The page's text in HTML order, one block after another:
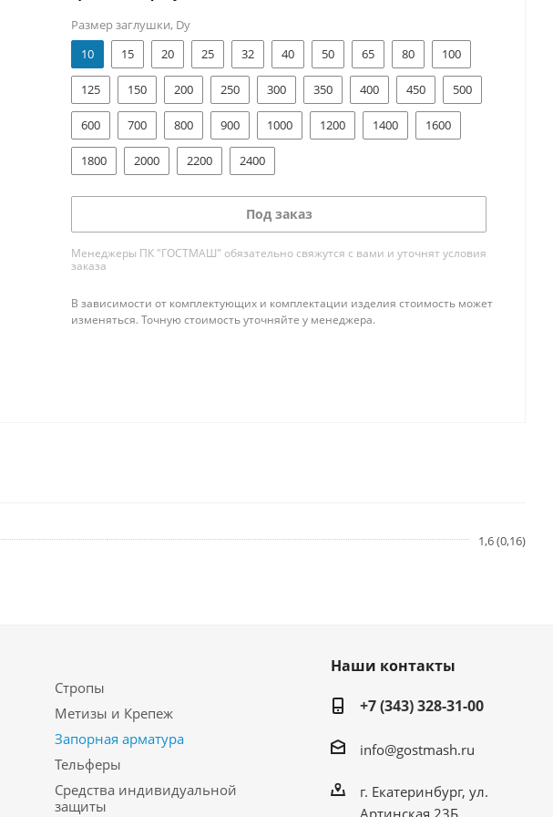
Размер заглушки, Dу
10
15 20 25 32 40 50 65 80 100
125 150 200 250 300 350 400 450 500
600 700 800 900 1000 1200 1400 1600
1800 2000 2200 2400
Под заказ
Менеджеры ПК "ГОСТМАШ" обязательно свяжутся с вами и уточнят условия
заказа
В зависимости от комплектующих и комплектации изделия стоимость может
изменяться. Точную стоимость уточняйте у менеджера.
1,6 (0,16)
Стропы
Метизы и Крепеж
Запорная арматура
Тельферы
Средства индивидуальной
защиты
Наши контакты
+7 (343) 328-31-00
info@gostmash.ru
г. Екатеринбург, ул.
Артинская 23Б